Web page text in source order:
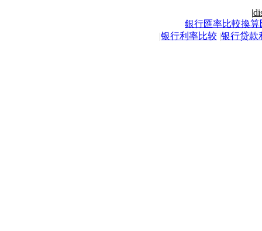
|
銀行匯率比較換算
|银行利率比较 |银行贷款